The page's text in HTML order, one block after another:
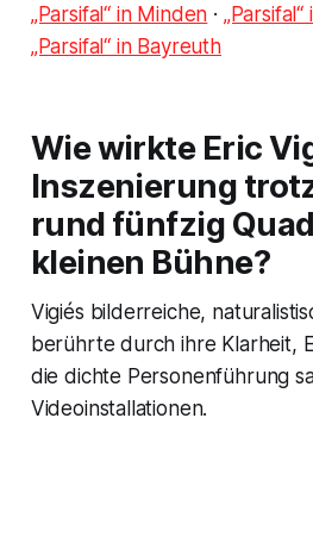
„Parsifal“ in Minden ·
„Parsifal“ in Bayreuth
Wie wirkte Eric
Inszenierung
rund fünfzig
kleinen Bühne?
Vigiés bilderreiche,
berührte durch ihre Klarheit,
die dichte Personenführung
Videoinstallationen.